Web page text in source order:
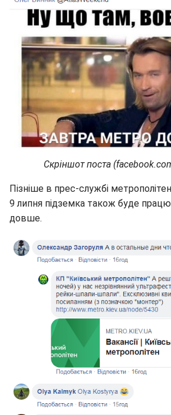
Скріншот поста
Пізніше в прес-службі
9 липня підземка також буде
довше.